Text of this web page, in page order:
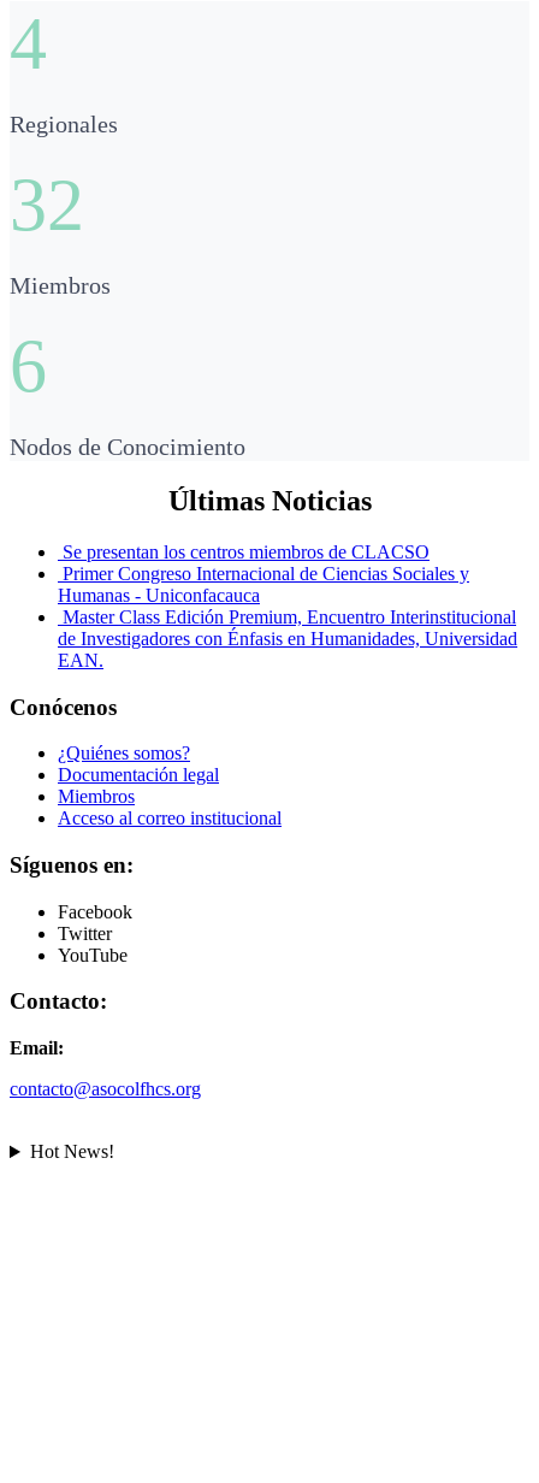
4
Regionales
32
Miembros
6
Nodos de Conocimiento
Últimas Noticias
Se presentan los centros miembros de CLACSO
Primer Congreso Internacional de Ciencias Sociales y
Humanas - Uniconfacauca
Master Class Edición Premium, Encuentro Interinstitucional
de Investigadores con Énfasis en Humanidades, Universidad
EAN.
Conócenos
¿Quiénes somos?
Documentación legal
Miembros
Acceso al correo institucional
Síguenos en:
Facebook
Twitter
YouTube
Contacto:
Email:
contacto@asocolfhcs.org
Hot News!